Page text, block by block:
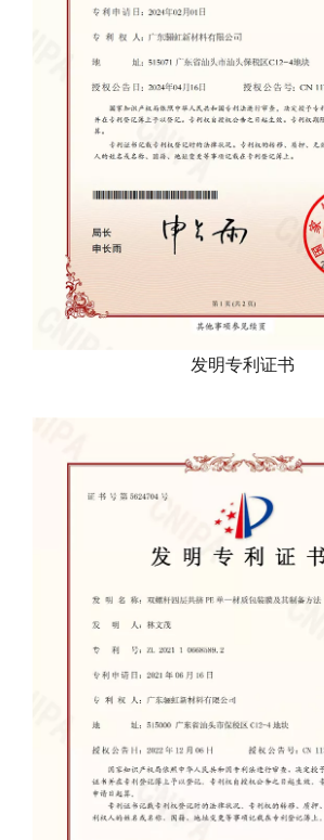
发明专利证书